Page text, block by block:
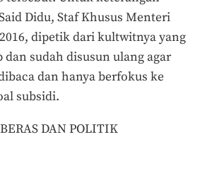
Didu, Staf Khusus Menteri
dipetik dari kultwitnya yang
sudah disusun ulang agar
dan hanya berfokus ke
subsidi.
DAN POLITIK